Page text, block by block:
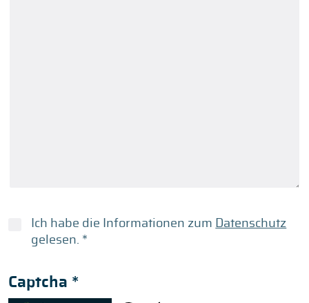
Ich habe die Informationen zum Datenschutz
gelesen. *
Captcha *